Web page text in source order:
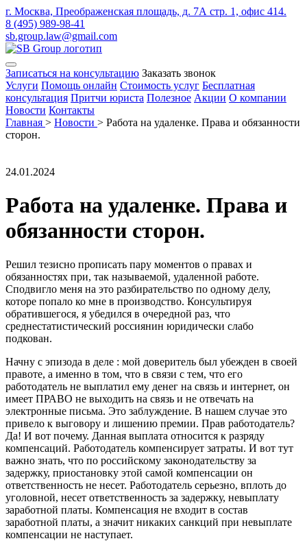
г. Москва, Преображенская площадь, д. 7А стр. 1, офис 414.
8 (495) 989-98-41
sb.group.law@gmail.com
Записаться на консультацию Заказать звонок
Услуги Помощь онлайн Стоимость услуг Бесплатная
консультация Притчи юриста Полезное Акции О компании
Новости Контакты
Главная > Новости > Работа на удаленке. Права и обязанности
сторон.
24.01.2024
Работа на удаленке. Права и
обязанности сторон.
Решил тезисно прописать пару моментов о правах и
обязанностях при, так называемой, удаленной работе.
Сподвигло меня на это разбирательство по одному делу,
которе попало ко мне в производство. Консультируя
обратившегося, я убедился в очередной раз, что
среднестатистический россиянин юридически слабо
подкован.
Начну с эпизода в деле : мой доверитель был убежден в своей
правоте, а именно в том, что в связи с тем, что его
работодатель не выплатил ему денег на связь и интернет, он
имеет ПРАВО не выходить на связь и не отвечать на
электронные письма. Это заблуждение. В нашем случае это
привело к выговору и лишению премии. Прав работодатель?
Да! И вот почему. Данная выплата относится к разряду
компенсаций. Работодатель компенсирует затраты. И вот тут
важно знать, что по российскому законодательству за
задержку, приостановку этой самой компенсации он
ответственность не несет. Работодатель серьезно, вплоть до
уголовной, несет ответственность за задержку, невыплату
заработной платы. Компенсация не входит в состав
заработной платы, а значит никаких санкций при невыплате
компенсации не наступает.